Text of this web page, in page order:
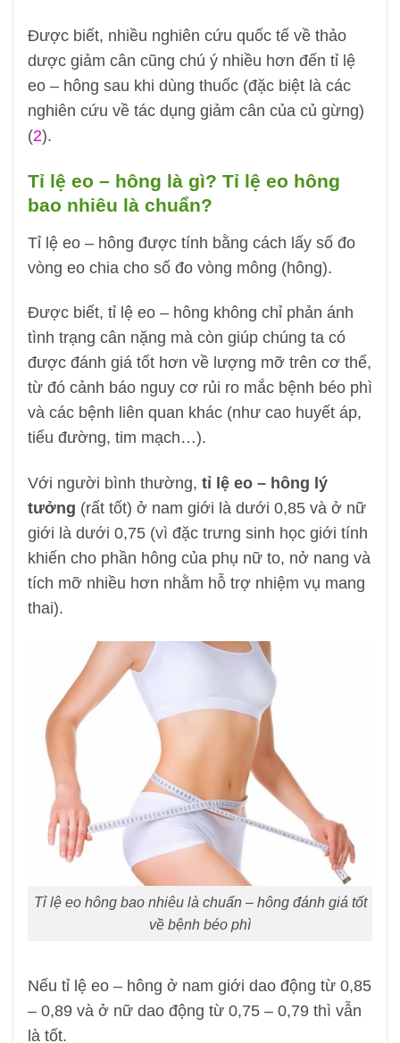
Được biết, nhiều nghiên cứu quốc tế về thảo
dược giảm cân cũng chú ý nhiều hơn đến tỉ lệ
eo – hông sau khi dùng thuốc (đặc biệt là các
nghiên cứu về tác dụng giảm cân của củ gừng)
(2).
Tỉ lệ eo – hông là gì? Tỉ lệ eo hông
bao nhiêu là chuẩn?
Tỉ lệ eo – hông được tính bằng cách lấy số đo
vòng eo chia cho số đo vòng mông (hông).
Được biết, tỉ lệ eo – hông không chỉ phản ánh
tình trạng cân nặng mà còn giúp chúng ta có
được đánh giá tốt hơn về lượng mỡ trên cơ thể,
từ đó cảnh báo nguy cơ rủi ro mắc bệnh béo phì
và các bệnh liên quan khác (như cao huyết áp,
tiểu đường, tim mạch…).
Với người bình thường, tỉ lệ eo – hông lý
tưởng (rất tốt) ở nam giới là dưới 0,85 và ở nữ
giới là dưới 0,75 (vì đặc trưng sinh học giới tính
khiến cho phần hông của phụ nữ to, nở nang và
tích mỡ nhiều hơn nhằm hỗ trợ nhiệm vụ mang
thai).
Tỉ lệ eo hông bao nhiêu là chuẩn – hông đánh giá tốt
về bệnh béo phì
Nếu tỉ lệ eo – hông ở nam giới dao động từ 0,85
– 0,89 và ở nữ dao động từ 0,75 – 0,79 thì vẫn
là tốt.